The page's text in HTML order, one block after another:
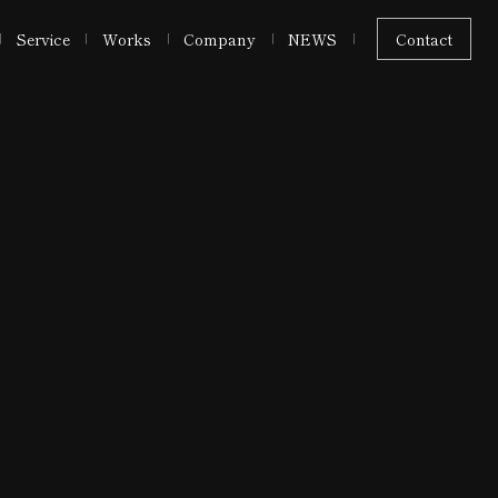
Service Works Company NEWS Contact